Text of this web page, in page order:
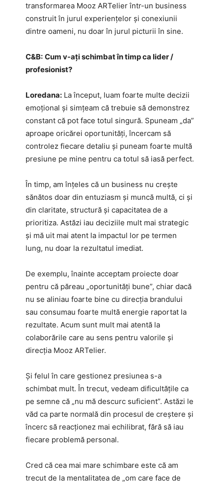
transformarea Mooz ARTelier într-un business
construit în jurul experiențelor și conexiunii
dintre oameni, nu doar în jurul picturii în sine.
C&B: Cum v-ați schimbat în timp ca lider /
profesionist?
Loredana: La început, luam foarte multe decizii
emoțional și simțeam că trebuie să demonstrez
constant că pot face totul singură. Spuneam „da”
aproape oricărei oportunități, încercam să
controlez fiecare detaliu și puneam foarte multă
presiune pe mine pentru ca totul să iasă perfect.
În timp, am înțeles că un business nu crește
sănătos doar din entuziasm și muncă multă, ci și
din claritate, structură și capacitatea de a
prioritiza. Astăzi iau deciziile mult mai strategic
și mă uit mai atent la impactul lor pe termen
lung, nu doar la rezultatul imediat.
De exemplu, înainte acceptam proiecte doar
pentru că păreau „oportunități bune”, chiar dacă
nu se aliniau foarte bine cu direcția brandului
sau consumau foarte multă energie raportat la
rezultate. Acum sunt mult mai atentă la
colaborările care au sens pentru valorile și
direcția Mooz ARTelier.
Și felul în care gestionez presiunea s-a
schimbat mult. În trecut, vedeam dificultățile ca
pe semne că „nu mă descurc suficient”. Astăzi le
văd ca parte normală din procesul de creștere și
încerc să reacționez mai echilibrat, fără să iau
fiecare problemă personal.
Cred că cea mai mare schimbare este că am
trecut de la mentalitatea de „om care face de